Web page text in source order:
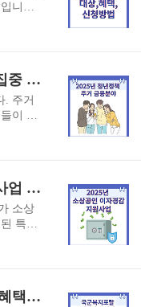
니다.
경제
돌봄수
보는
원하
가 손
, 가족
는 인
2025년 청년정책 주거금융분야 집중 탐구
. 주거
이 마
펴보
마련
조건에
된 취
융 지
는 여
해 필요
2025년 소상공인 이자경감 지원사업 (7천억)
소상
특별
규모
. 소상
국군복지포탈 영외마트 위치 및 혜택 정보